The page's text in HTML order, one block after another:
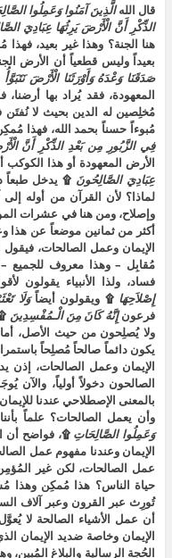
قال اللهالَّذِينَآمَنُوا وَعَمِلُوا
الذِّكْرِ أَنَّ الْأَرْضَ يَرِثُهَا عِبَادِيَ
هنا الجنة؟ وهذا غير بعيد،
بعيداً وليس قطعياً أن الأرض
صَدَقَنَا وَعْدَهُ وَأَوْرَثَنَا الْأَرْضَ نَتَبَوَّأُ
المعهودة، فقد يُراد بها أرضنا،
مُخلِصين له الدين بحيث لا نُفتَن
مُبوءاً حسناً بحمد الله، فهذا
فِي الزَّبُورِ مِن بَعْدِ الذِّكْرِ أَنَّ
الأرض المعهودة أو هذا الكوكب
عِبَادِيَ الصَّالِحُونَ ۩ يدخل طبعاً
لماذا؟ لأن القرآن من أوله
وإصلاح، ومن هنا في عشرات
أكثر من ثمانين موضعاً عن هذا
الإيمان وعمل الصالحات، فيقول
مُقابِل – وهذا معروف للجميع
فساد، ولذا الأنبياء يقولون
إِصْلاَحِهَا ۩ ويقولون أيضاًوَلَا
فرعونإِنَّهُ كَانَ مِنَ الْـمُفْسِدِينَ
ولا يُصلِحون من حيث الأصل،
يكون دائماً صالحاً مُصلِحاً
الإيمان وعمل الصالحات، إذن
الصالحون دخولاً أولياً،
بالمعنى الإصطلاحي عندنا
وأن يعمل الصالحات؟ علماً
وَعَمِلُوا الصَّالِحَاتِ ۩، فواضح أن
الإيمان وعندنا مفهوم عمل
عمل الصالحات، لكن غير
حياة الناس؟ هذا مُمكِن وهذا
تُورِث عبر القرون وعبر آلاف
أن عمل الأشياء الصالحة لا
الإيمان وخاصة ضديد الإيمان
الحُجة الرسالية والبلاغ المُبين،